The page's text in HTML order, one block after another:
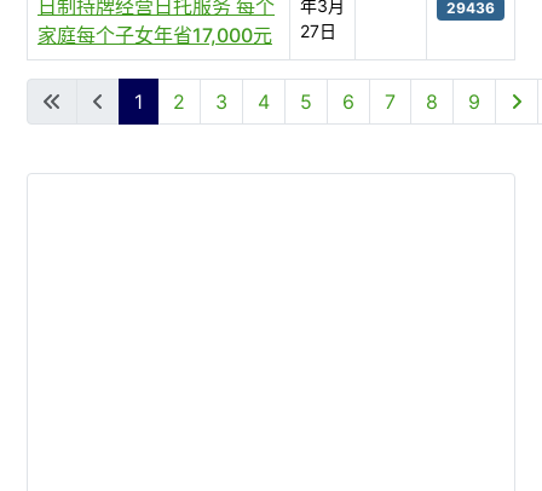
文章列表
日制持牌经营日托服务 每个
家庭每个子女年省17,000元
年3月
27日
29436
第 1 页 共 9 页
1 2 3 4 5 6 7 8 9